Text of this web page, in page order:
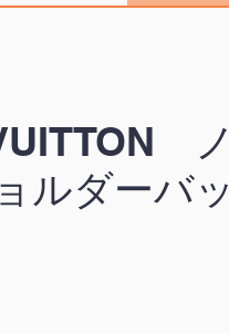
ノ
ルダーバッ